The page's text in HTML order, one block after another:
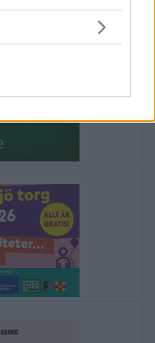
You may click to
in below Google